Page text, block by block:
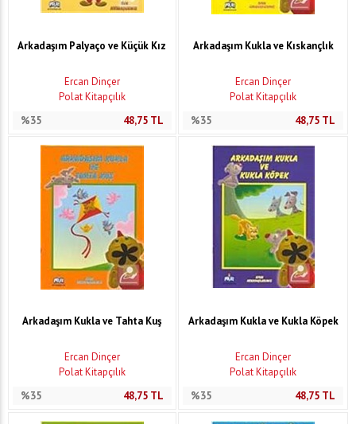
Arkadaşım Palyaço ve Küçük Kız
Ercan Dinçer
Polat Kitapçılık
%35
48,75TL
Arkadaşım Kukla ve Kıskançlık
Ercan Dinçer
Polat Kitapçılık
%35
48,75 TL
Arkadaşım Kukla ve Tahta Kuş
Ercan Dinçer
Polat Kitapçılık
%35
48,75TL
Arkadaşım Kukla ve Kukla Köpek
Ercan Dinçer
Polat Kitapçılık
%35
48,75 TL